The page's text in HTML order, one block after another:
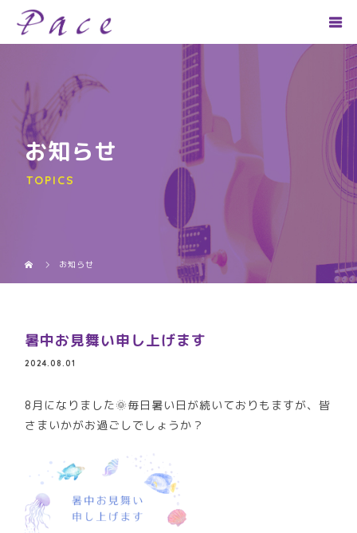
お知らせ
TOPICS
お知らせ
暑中お見舞い申し上げます
2024.08.01
8月になりました🌞毎日暑い日が続いておりもますが、皆
さまいかがお過ごしでしょうか？